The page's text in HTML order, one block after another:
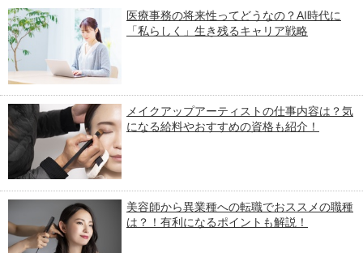
医療事務の将来性ってどうなの？AI時代に
「私らしく」生き残るキャリア戦略
メイクアップアーティストの仕事内容は？気
になる給料やおすすめの資格も紹介！
美容師から異業種への転職でおススメの職種
は？！有利になるポイントも解説！